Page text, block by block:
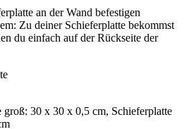
an der Wand befestigen
Zu deiner Schieferplatte bekommst
du einfach auf der Rückseite der
groß: 30 x 30 x 0,5 cm, Schieferplatte